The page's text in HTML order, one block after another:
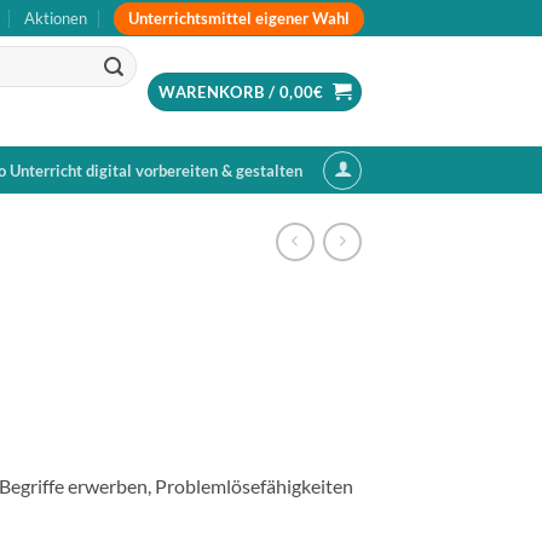
Aktionen Unterrichtsmittel eigener Wahl
WARENKORB / 0,00€
Unterricht digital vorbereiten & gestalten
erwerben, Problemlösefähigkeiten